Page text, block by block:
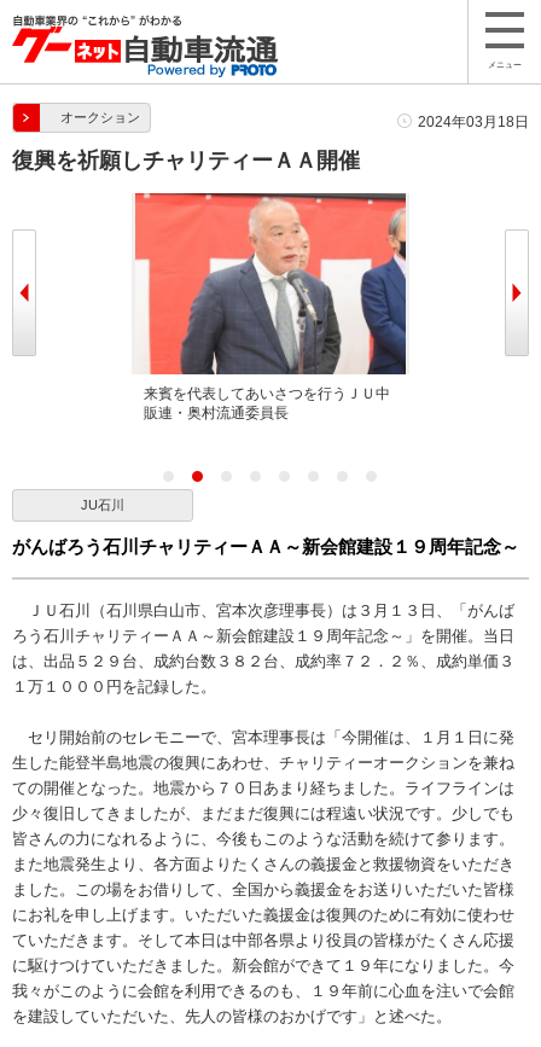
メニュー
オークション 2024年03月18日
復興を祈願しチャリティーＡＡ開催
来賓を代表してあいさつを行うＪＵ中
販連・奥村流通委員長
JU石川
がんばろう石川チャリティーＡＡ～新会館建設１９周年記念～
ＪＵ石川（石川県白山市、宮本次彦理事長）は３月１３日、「がんば
ろう石川チャリティーＡＡ～新会館建設１９周年記念～」を開催。当日
は、出品５２９台、成約台数３８２台、成約率７２．２％、成約単価３
１万１０００円を記録した。
セリ開始前のセレモニーで、宮本理事長は「今開催は、１月１日に発
生した能登半島地震の復興にあわせ、チャリティーオークションを兼ね
ての開催となった。地震から７０日あまり経ちました。ライフラインは
少々復旧してきましたが、まだまだ復興には程遠い状況です。少しでも
皆さんの力になれるように、今後もこのような活動を続けて参ります。
また地震発生より、各方面よりたくさんの義援金と救援物資をいただき
ました。この場をお借りして、全国から義援金をお送りいただいた皆様
にお礼を申し上げます。いただいた義援金は復興のために有効に使わせ
ていただきます。そして本日は中部各県より役員の皆様がたくさん応援
に駆けつけていただきました。新会館ができて１９年になりました。今
我々がこのように会館を利用できるのも、１９年前に心血を注いで会館
を建設していただいた、先人の皆様のおかげです」と述べた。